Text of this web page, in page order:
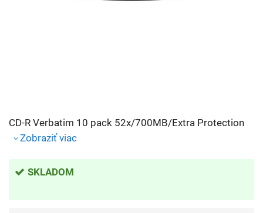
CD-R Verbatim 10 pack 52x/700MB/Extra Protection
Zobraziť viac
SKLADOM